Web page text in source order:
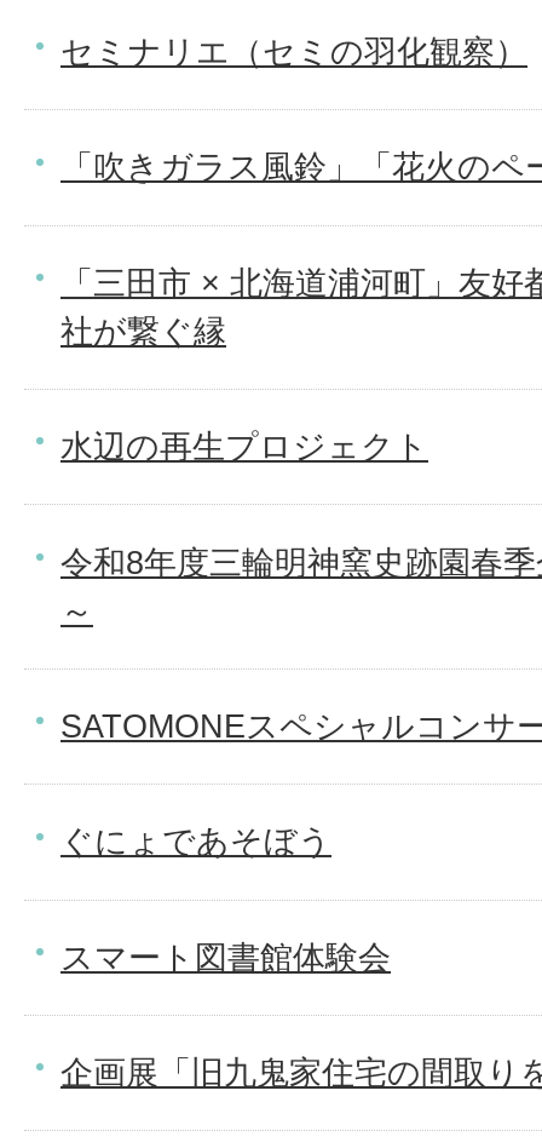
セミナリエ（セミの羽化観察）
「吹きガラス風鈴」「花火の
「三田市 × 北海道浦河町」友
社が繋ぐ縁
水辺の再生プロジェクト
令和8年度三輪明神窯史跡園春
～
SATOMONEスペシャルコンサ
ぐにょであそぼう
スマート図書館体験会
企画展「旧九鬼家住宅の間取り